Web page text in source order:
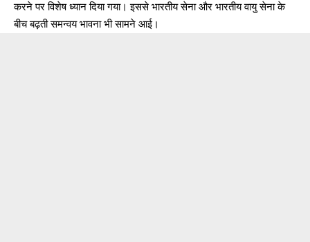
करने पर विशेष ध्यान दिया गया। इससे भारतीय सेना और भारतीय वायु सेना के
बीच बढ़ती समन्वय भावना भी सामने आई।